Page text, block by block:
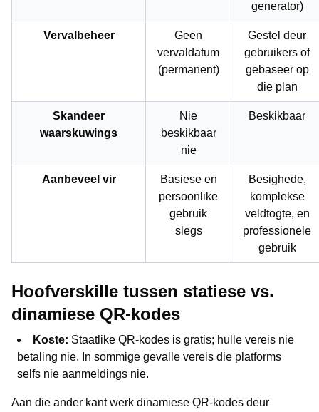
generator)
Vervalbeheer
Geen
vervaldatum
(permanent)
Gestel deur
gebruikers of
gebaseer op
die plan
Skandeer
waarskuwings
Nie
beskikbaar
nie
Beskikbaar
Aanbeveel vir
Basiese en
persoonlike
gebruik
slegs
Besighede,
komplekse
veldtogte, en
professionele
gebruik
Hoofverskille tussen statiese vs.
dinamiese QR-kodes
Koste: Staatlike QR-kodes is gratis; hulle vereis nie
betaling nie. In sommige gevalle vereis die platforms
selfs nie aanmeldings nie.
Aan die ander kant werk dinamiese QR-kodes deur